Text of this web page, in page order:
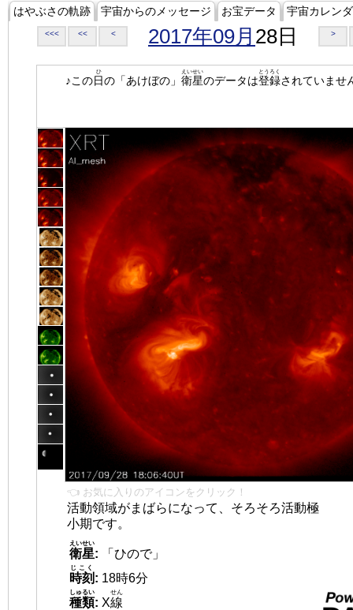
はやぶさの軌跡 宇宙からのメッセージ お宝データ 宇宙カレン
<<< << < 2017年09月 28日 >
♪この日
ひ
の「あけぼの」 衛星
えいせい
のデータは登録
とうろく
されていませ
👈 お気に入りのアイコンをクリック！
活動領域がまばらになって、そろそろ活動極
小期です。
衛星
えいせい
:
「ひので」
時刻
じこく
: 18時6分
種類
しゅるい
: X線
せん